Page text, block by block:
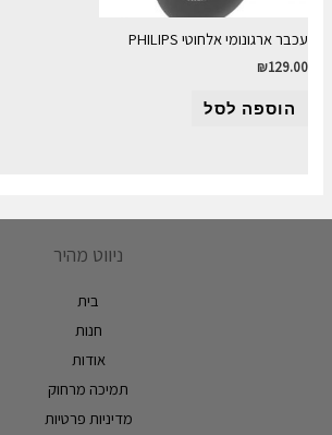
עכבר ארגונומי אלחוטי PHILIPS
₪129.00
הוספה לסל
ניווט מהיר
בית
חנות
אודות
תמיכה מרחוק
מדיניות פרטיות